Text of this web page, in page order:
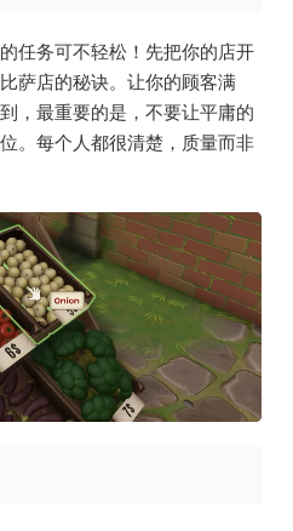
任务可不轻松！先把你的店开
萨店的秘诀。让你的顾客满
，最重要的是，不要让平庸的
。每个人都很清楚，质量而非